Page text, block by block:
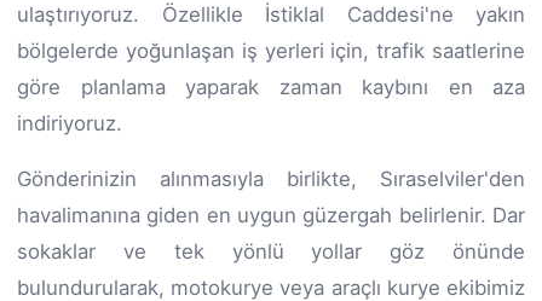
ulaştırıyoruz. Özellikle İstiklal Caddesi'ne yakın
bölgelerde yoğunlaşan iş yerleri için, trafik saatlerine
göre planlama yaparak zaman kaybını en aza
indiriyoruz.
Gönderinizin alınmasıyla birlikte, Sıraselviler'den
havalimanına giden en uygun güzergah belirlenir. Dar
sokaklar ve tek yönlü yollar göz önünde
bulundurularak, motokurye veya araçlı kurye ekibimiz